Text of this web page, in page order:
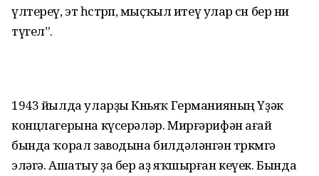
үлтереү, эт һөстөрөп, мыҫҡыл итеү улар өсөн бер ни
түгел”.
1943 йылда уларҙы Көньяҡ Германияның Үҙәк
концлагерына күсерәләр. Мирғәрифән ағай
бында ҡорал заводына билдәләнгән төркөмгә
эләгә. Ашатыу ҙа бер аҙ яҡшырған кеүек. Бында